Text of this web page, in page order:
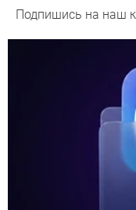
Подпишись на наш